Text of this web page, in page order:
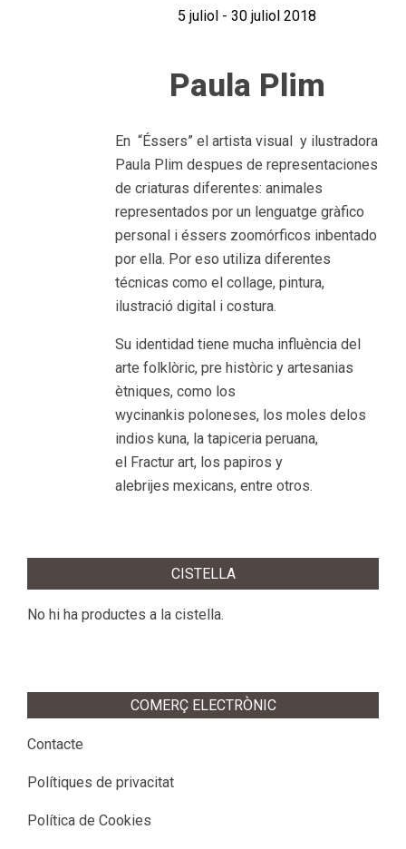
5 juliol - 30 juliol 2018
Paula Plim
En “Éssers” el artista visual y ilustradora
Paula Plim despues de representaciones
de criaturas diferentes: animales
representados por un lenguatge gràfico
personal i éssers zoomórficos inbentado
por ella. Por eso utiliza diferentes
técnicas como el collage, pintura,
ilustració digital i costura.
Su identidad tiene mucha influència del
arte folklòric, pre històric y artesanias
ètniques, como los
wycinankis poloneses, los moles delos
indios kuna, la tapiceria peruana,
el Fractur art, los papiros y
alebrijes mexicans, entre otros.
CISTELLA
No hi ha productes a la cistella.
COMERÇ ELECTRÒNIC
Contacte
Polítiques de privacitat
Política de Cookies